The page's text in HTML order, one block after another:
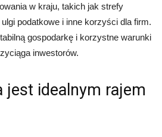
w kraju, takich jak strefy
podatkowe i inne korzyści dla firm.
gospodarkę i korzystne warunki
inwestorów.
jest idealnym rajem